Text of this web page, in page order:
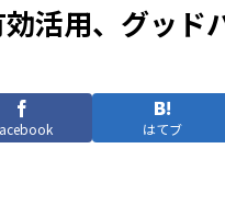
活用、グッド
はてブ